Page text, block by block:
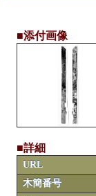
■添付画像
■詳細
URL
木簡番号